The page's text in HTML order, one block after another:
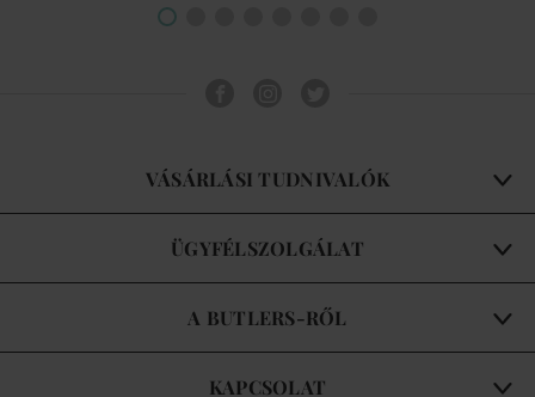
VÁSÁRLÁSI TUDNIVALÓK
ÜGYFÉLSZOLGÁLAT
A BUTLERS-RŐL
KAPCSOLAT